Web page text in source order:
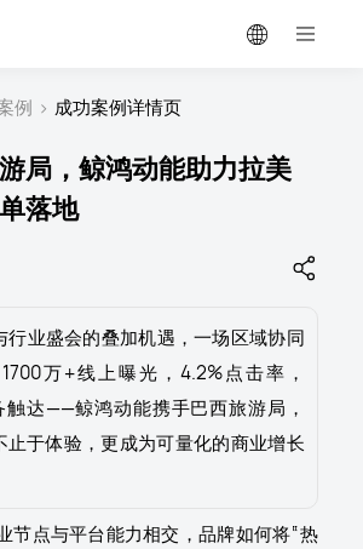
例 > 成功案例详情页
局，鲸鸿动能助力拉美
落地
行业盛会的叠加机遇，一场区域协同
万+线上曝光， 4.2%点击率，
触达——鲸鸿动能携手巴西旅游局，
止于体验，更成为可量化的商业增长
节点与平台能力相交，品牌如何将“热